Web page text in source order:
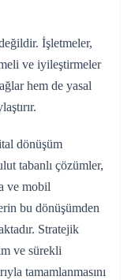
İşletmeler,
ve iyileştirmeler
hem de yasal
dönüşüm
tabanlı çözümler,
ve mobil
bu dönüşümden
Stratejik
ve sürekli
tamamlanmasını